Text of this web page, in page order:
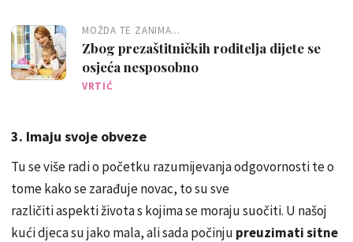
MOŽDA TE ZANIMA...
Zbog prezaštitničkih roditelja dijete se
osjeća nesposobno
VRTIĆ
3. Imaju svoje obveze
Tu se više radi o početku razumijevanja odgovornosti te o
tome kako se zarađuje novac, to su sve
različiti aspekti života s kojima se moraju suočiti. U našoj
kući djeca su jako mala, ali sada počinju preuzimati sitne